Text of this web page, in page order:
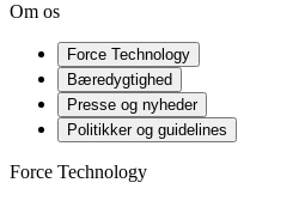
Om os
Force Technology
Bæredygtighed
Presse og nyheder
Politikker og guidelines
Force Technology